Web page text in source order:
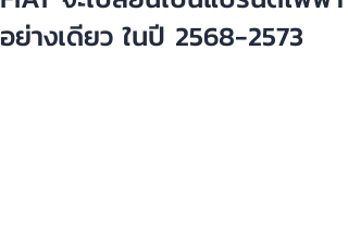
อย่างเดียว ในปี 2568-2573